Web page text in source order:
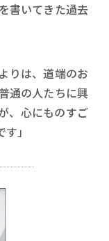
書いてきた過去
りは、道端のお
通の人たちに興
、心にものすご
」